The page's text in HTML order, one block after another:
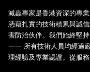
滅蟲專家是香港資深的專
憑藉扎實的技術積累與誠
害防治伙伴。我們始終堅
—— 所有技術人員均經過嚴
理經驗及專業認證。從服